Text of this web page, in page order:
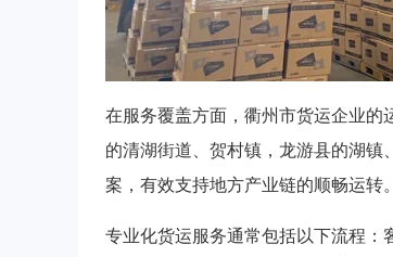
在服务覆盖方面，衢州市货运企业
的清湖街道、贺村镇，龙游县的湖
案，有效支持地方产业链的顺畅运转。
专业化货运服务通常包括以下流程